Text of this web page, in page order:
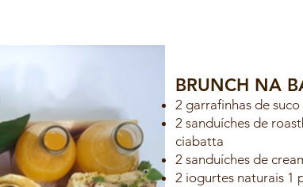
BRUNCH NA
2 garrafinhas de
2 sanduíches de
ciabatta
2 sanduíches de
2 iogurtes naturais 1